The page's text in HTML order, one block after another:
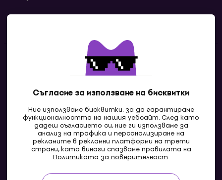
Съгласие за използване на бисквитки
Ние използваме бисквитки, за да гарантираме
функционалността на нашия уебсайт. След като
дадеш съгласието си, ние ги използваме за
анализ на трафика и персонализиране на
рекламите в рекламни платформи на трети
страни, като винаги спазваме правилата на
Политиката за поверителност.
Полезни линкове
Контакти